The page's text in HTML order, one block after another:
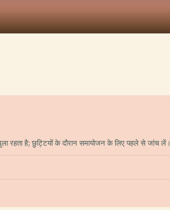
है; छुट्टियों के दौरान समायोजन के लिए पहले से जांच लें।